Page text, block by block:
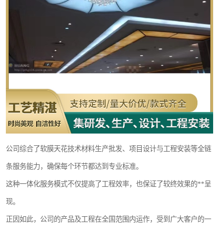
公司综合了软膜天花技术材料生产批发、项目设计与工程安装等全链
条服务能力，确保每个环节都达到专业标准。
这种一体化服务模式不仅提高了工程效率，也保证了较终效果的**呈
现。
正因如此，公司的产品及工程在全国范围内运作，受到广大客户的一